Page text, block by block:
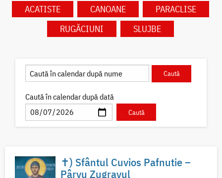
ACATISTE CANOANE
PARACLISE
RUGĂCIUNI
SLUJBE
Caută în calendar după dată
✝) Sfântul Cuvios Pafnutie –
Pârvu Zugravul